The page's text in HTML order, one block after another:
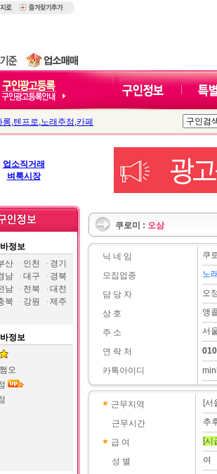
롱,텐프로,노래주점 ,카페
업소직거래
벼룩시장
정보
산 인천
경기
남 대구
경북
남 전북
대전
북 강원
제주
정보
오
쿠로미 : 오삼
닉 네 임
모집업종
담 당 자
상 호
주 소
연 락 처
카톡아이디
쿠
노
오
앵
서
근무지역
근무시간
급 여
성 별
[서
추
[시
여